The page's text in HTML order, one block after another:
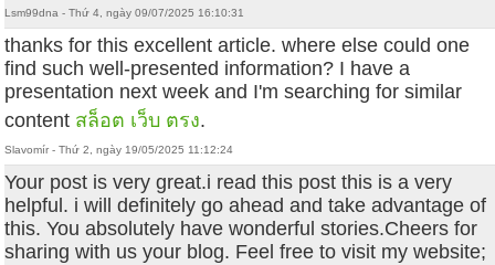
Lsm99dna - Thứ 4, ngày 09/07/2025 16:10:31
thanks for this excellent article. where else could one
find such well-presented information? I have a
presentation next week and I'm searching for similar
content สล็อต เว็บ ตรง.
Slavomír - Thứ 2, ngày 19/05/2025 11:12:24
Your post is very great.i read this post this is a very
helpful. i will definitely go ahead and take advantage of
this. You absolutely have wonderful stories.Cheers for
sharing with us your blog. Feel free to visit my website;